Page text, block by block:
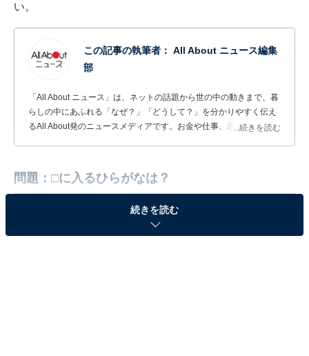
い。
この記事の執筆者： All About ニュース編集
部
「All About ニュース」は、ネットの話題から世の中の動きまで、暮
らしの中にあふれる「なぜ？」「どうして？」を分かりやすく伝え
るAll About発のニュースメディアです。お金や仕事、恋愛、ITに関
...続きを読む
問題：□に入るひらがなは？
続きを読む